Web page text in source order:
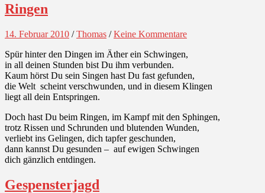
Ringen
14. Februar 2010 /Thomas /Keine Kommentare
Spür hinter den Dingen im Äther ein Schwingen,
in all deinen Stunden bist Du ihm verbunden.
Kaum hörst Du sein Singen hast Du fast gefunden,
die Welt scheint verschwunden, und in diesem Klingen
liegt all dein Entspringen.
Doch hast Du beim Ringen, im Kampf mit den Sphingen,
trotz Rissen und Schrunden und blutenden Wunden,
verliebt ins Gelingen, dich tapfer geschunden,
dann kannst Du gesunden – auf ewigen Schwingen
dich gänzlich entdingen.
Gespensterjagd